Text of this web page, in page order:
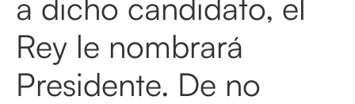
Rey le nombrará
Presidente. De no